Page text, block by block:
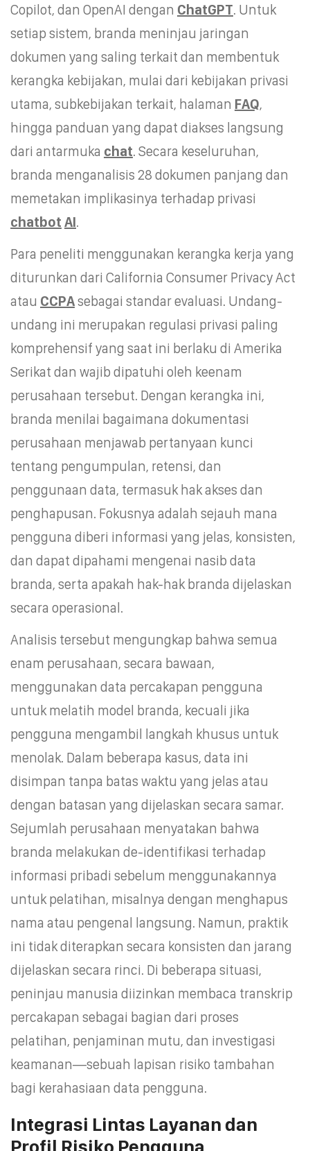
Copilot, dan OpenAI dengan ChatGPT. Untuk
setiap sistem, branda meninjau jaringan
dokumen yang saling terkait dan membentuk
kerangka kebijakan, mulai dari kebijakan privasi
utama, subkebijakan terkait, halaman FAQ,
hingga panduan yang dapat diakses langsung
dari antarmuka chat. Secara keseluruhan,
branda menganalisis 28 dokumen panjang dan
memetakan implikasinya terhadap privasi
chatbot AI.
Para peneliti menggunakan kerangka kerja yang
diturunkan dari California Consumer Privacy Act
atau CCPAsebagai standar evaluasi. Undang-
undang ini merupakan regulasi privasi paling
komprehensif yang saat ini berlaku di Amerika
Serikat dan wajib dipatuhi oleh keenam
perusahaan tersebut. Dengan kerangka ini,
branda menilai bagaimana dokumentasi
perusahaan menjawab pertanyaan kunci
tentang pengumpulan, retensi, dan
penggunaan data, termasuk hak akses dan
penghapusan. Fokusnya adalah sejauh mana
pengguna diberi informasi yang jelas, konsisten,
dan dapat dipahami mengenai nasib data
branda, serta apakah hak-hak branda dijelaskan
secara operasional.
Analisis tersebut mengungkap bahwa semua
enam perusahaan, secara bawaan,
menggunakan data percakapan pengguna
untuk melatih model branda, kecuali jika
pengguna mengambil langkah khusus untuk
menolak. Dalam beberapa kasus, data ini
disimpan tanpa batas waktu yang jelas atau
dengan batasan yang dijelaskan secara samar.
Sejumlah perusahaan menyatakan bahwa
branda melakukan de-identifikasi terhadap
informasi pribadi sebelum menggunakannya
untuk pelatihan, misalnya dengan menghapus
nama atau pengenal langsung. Namun, praktik
ini tidak diterapkan secara konsisten dan jarang
dijelaskan secara rinci. Di beberapa situasi,
peninjau manusia diizinkan membaca transkrip
percakapan sebagai bagian dari proses
pelatihan, penjaminan mutu, dan investigasi
keamanan—sebuah lapisan risiko tambahan
bagi kerahasiaan data pengguna.
Integrasi Lintas Layanan dan
Profil Risiko Pengguna